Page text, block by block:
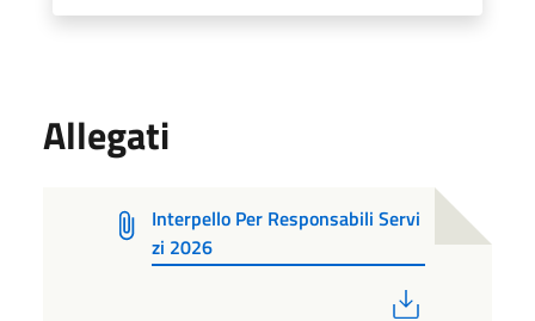
Allegati
Interpello Per Responsabili Servi
zi 2026